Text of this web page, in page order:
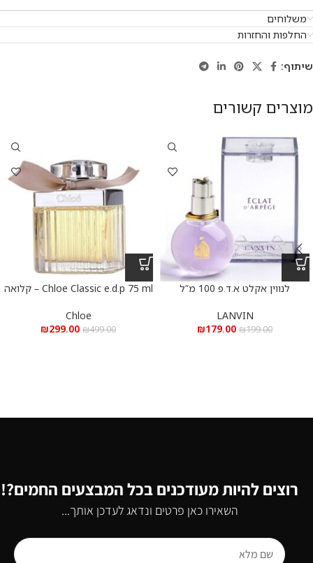
משלוחים
החלפות והחזרות
שיתוף:
מוצרים קשורים
לנווין אקלט א.ד.פ 100 מ”ל
LANVIN
₪199.00
₪179.00
Chloe Classic e.d.p 75 ml – קלואה
Chloe
₪499.00
₪299.00
רוצים להיות מעודכנים בכל המבצעים החמים?!
השאירו כאן פרטים ונדאג לעדכן אותך...